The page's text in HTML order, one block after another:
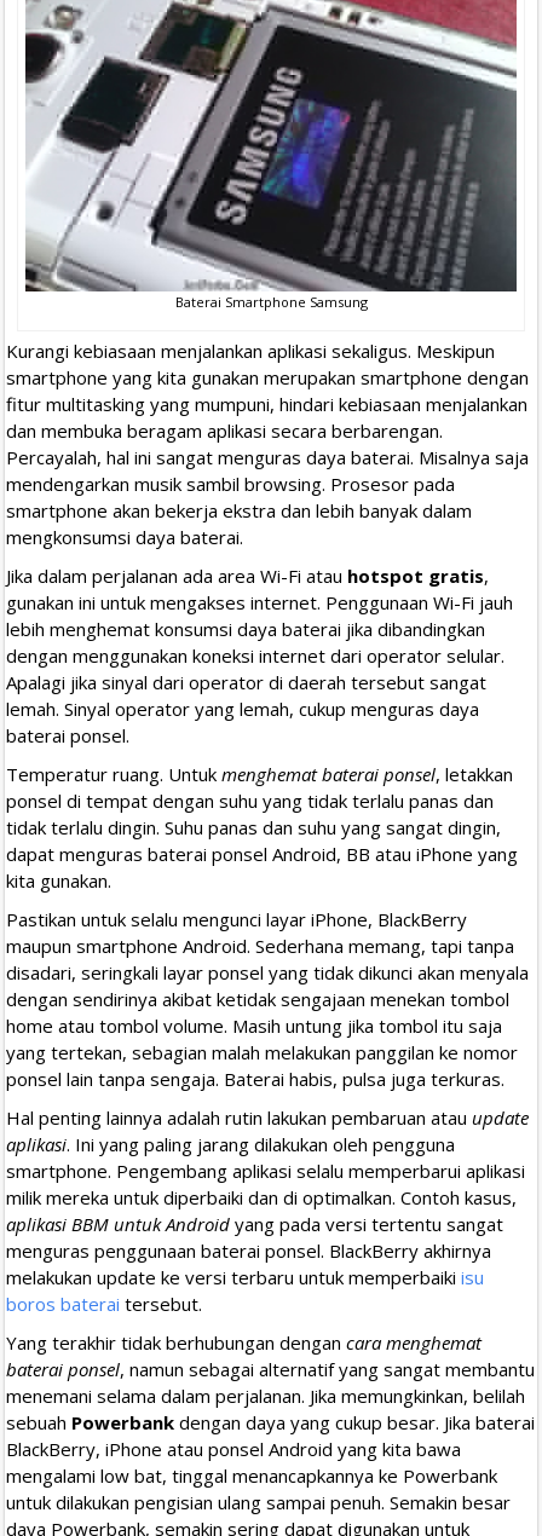
Baterai Smartphone Samsung
Kurangi kebiasaan menjalankan aplikasi sekaligus. Meskipun
smartphone yang kita gunakan merupakan smartphone dengan
fitur multitasking yang mumpuni, hindari kebiasaan menjalankan
dan membuka beragam aplikasi secara berbarengan.
Percayalah, hal ini sangat menguras daya baterai. Misalnya saja
mendengarkan musik sambil browsing. Prosesor pada
smartphone akan bekerja ekstra dan lebih banyak dalam
mengkonsumsi daya baterai.
Jika dalam perjalanan ada area Wi-Fi atau hotspot gratis,
gunakan ini untuk mengakses internet. Penggunaan Wi-Fi jauh
lebih menghemat konsumsi daya baterai jika dibandingkan
dengan menggunakan koneksi internet dari operator selular.
Apalagi jika sinyal dari operator di daerah tersebut sangat
lemah. Sinyal operator yang lemah, cukup menguras daya
baterai ponsel.
Temperatur ruang. Untuk menghemat baterai ponsel, letakkan
ponsel di tempat dengan suhu yang tidak terlalu panas dan
tidak terlalu dingin. Suhu panas dan suhu yang sangat dingin,
dapat menguras baterai ponsel Android, BB atau iPhone yang
kita gunakan.
Pastikan untuk selalu mengunci layar iPhone, BlackBerry
maupun smartphone Android. Sederhana memang, tapi tanpa
disadari, seringkali layar ponsel yang tidak dikunci akan menyala
dengan sendirinya akibat ketidak sengajaan menekan tombol
home atau tombol volume. Masih untung jika tombol itu saja
yang tertekan, sebagian malah melakukan panggilan ke nomor
ponsel lain tanpa sengaja. Baterai habis, pulsa juga terkuras.
Hal penting lainnya adalah rutin lakukan pembaruan atau update
aplikasi. Ini yang paling jarang dilakukan oleh pengguna
smartphone. Pengembang aplikasi selalu memperbarui aplikasi
milik mereka untuk diperbaiki dan di optimalkan. Contoh kasus,
aplikasi BBM untuk Android yang pada versi tertentu sangat
menguras penggunaan baterai ponsel. BlackBerry akhirnya
melakukan update ke versi terbaru untuk memperbaiki isu
boros baterai tersebut.
Yang terakhir tidak berhubungan dengan cara menghemat
baterai ponsel, namun sebagai alternatif yang sangat membantu
menemani selama dalam perjalanan. Jika memungkinkan, belilah
sebuah Powerbank dengan daya yang cukup besar. Jika baterai
BlackBerry, iPhone atau ponsel Android yang kita bawa
mengalami low bat, tinggal menancapkannya ke Powerbank
untuk dilakukan pengisian ulang sampai penuh. Semakin besar
daya Powerbank, semakin sering dapat digunakan untuk